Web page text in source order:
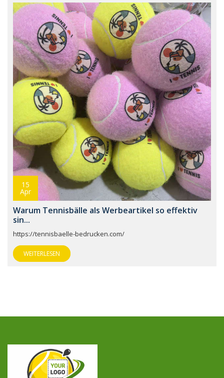
15
Apr
Warum Tennisbälle als Werbeartikel so effektiv
sin...
https://tennisbaelle-bedrucken.com/
WEITERLESEN